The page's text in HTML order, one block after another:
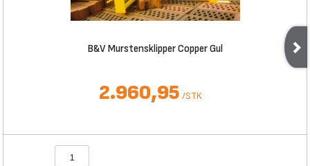
B&V Murstensklipper Copper Gul
2.960,95 /STK